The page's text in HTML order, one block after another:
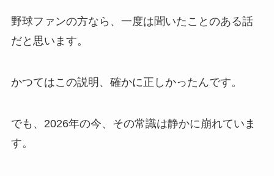
野球ファンの方なら、一度は聞いたことのある話
だと思います。
かつてはこの説明、確かに正しかったんです。
でも、2026年の今、その常識は静かに崩れていま
す。